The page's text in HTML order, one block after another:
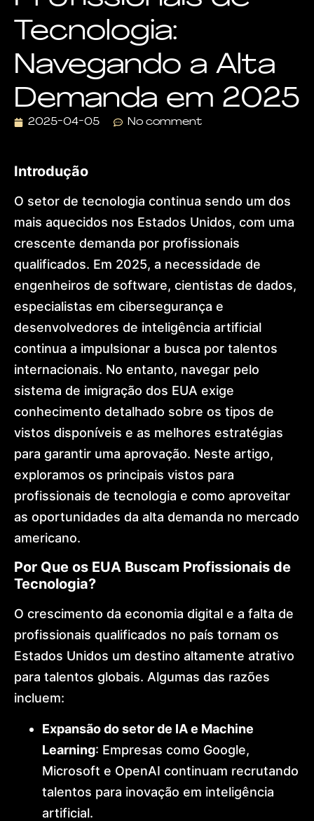
Gonçalves
Offices
Contact
Global
(US)
&
Ancestry
Dubai
International
Expansion
Global
Architecture
Dr.
Lohan
Gonçalves
Offices
News
Contact
Tecnologia:
Navegando a Alta
Demanda em 2025
2025-04-05 No comment
Introdução
O setor de tecnologia continua sendo um dos
mais aquecidos nos Estados Unidos, com uma
crescente demanda por profissionais
qualificados. Em 2025, a necessidade de
engenheiros de software, cientistas de dados,
especialistas em cibersegurança e
desenvolvedores de inteligência artificial
continua a impulsionar a busca por talentos
internacionais. No entanto, navegar pelo
sistema de imigração dos EUA exige
conhecimento detalhado sobre os tipos de
vistos disponíveis e as melhores estratégias
para garantir uma aprovação. Neste artigo,
exploramos os principais vistos para
profissionais de tecnologia e como aproveitar
as oportunidades da alta demanda no mercado
americano.
Por Que os EUA Buscam Profissionais de
Tecnologia?
O crescimento da economia digital e a falta de
profissionais qualificados no país tornam os
Estados Unidos um destino altamente atrativo
para talentos globais. Algumas das razões
incluem:
Expansão do setor de IA e Machine
Learning: Empresas como Google,
Microsoft e OpenAI continuam recrutando
talentos para inovação em inteligência
artificial.